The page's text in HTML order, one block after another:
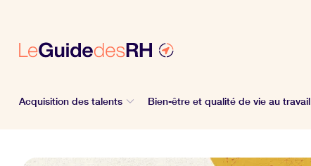
Acquisition des talents Bien-être et qualité de vie au travail